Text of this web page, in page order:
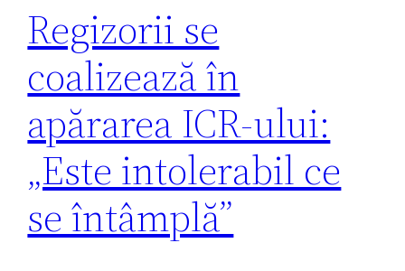
Regizorii se
coalizează în
apărarea ICR-ului:
„Este intolerabil ce
se întâmplă”